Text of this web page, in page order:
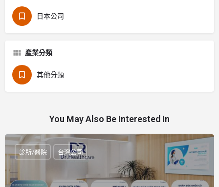
日本公司
產業分類
其他分類
You May Also Be Interested In
診所/醫院 台灣公司